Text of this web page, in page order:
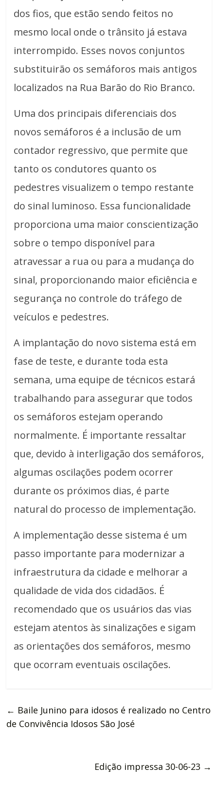
dos fios, que estão sendo feitos no
mesmo local onde o trânsito já estava
interrompido. Esses novos conjuntos
substituirão os semáforos mais antigos
localizados na Rua Barão do Rio Branco.
Uma dos principais diferenciais dos
novos semáforos é a inclusão de um
contador regressivo, que permite que
tanto os condutores quanto os
pedestres visualizem o tempo restante
do sinal luminoso. Essa funcionalidade
proporciona uma maior conscientização
sobre o tempo disponível para
atravessar a rua ou para a mudança do
sinal, proporcionando maior eficiência e
segurança no controle do tráfego de
veículos e pedestres.
A implantação do novo sistema está em
fase de teste, e durante toda esta
semana, uma equipe de técnicos estará
trabalhando para assegurar que todos
os semáforos estejam operando
normalmente. É importante ressaltar
que, devido à interligação dos semáforos,
algumas oscilações podem ocorrer
durante os próximos dias, é parte
natural do processo de implementação.
A implementação desse sistema é um
passo importante para modernizar a
infraestrutura da cidade e melhorar a
qualidade de vida dos cidadãos. É
recomendado que os usuários das vias
estejam atentos às sinalizações e sigam
as orientações dos semáforos, mesmo
que ocorram eventuais oscilações.
← Baile Junino para idosos é realizado no Centro
de Convivência Idosos São José
Edição impressa 30-06-23 →